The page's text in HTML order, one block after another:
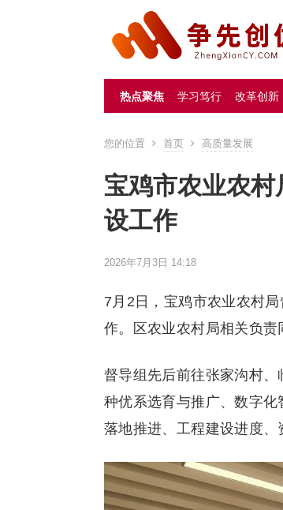
热点聚焦 学习笃行 改革创新
您的位置 首页 高质量发展
宝鸡市农业农
设工作
2026年7月3日 14:18
7月2日，宝鸡市农业农村
作。区农业农村局相关负责
督导组先后前往张家沟村
种优系选育与推广、数字
落地推进、工程建设进度、